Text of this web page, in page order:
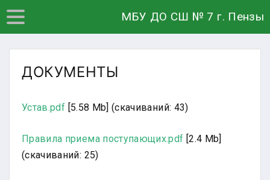
МБУ ДО СШ № 7 г. Пензы
ДОКУМЕНТЫ
Устав.pdf [5.58 Mb] (cкачиваний: 43)
Правила приема поступающих.pdf [2.4 Mb]
(cкачиваний: 25)